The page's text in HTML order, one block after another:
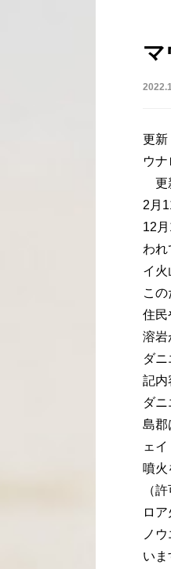
更新
ウ
更
2月
12
わ
イ火
こ
住民
溶岩
ダ
記内
ダ
島郡
ェ
噴火
（
ロ
ノ
いま